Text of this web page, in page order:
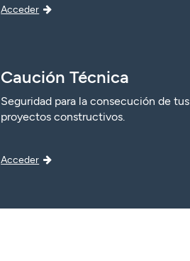
Acceder
Caución Técnica
Seguridad para la consecución de tus
proyectos constructivos.
Acceder